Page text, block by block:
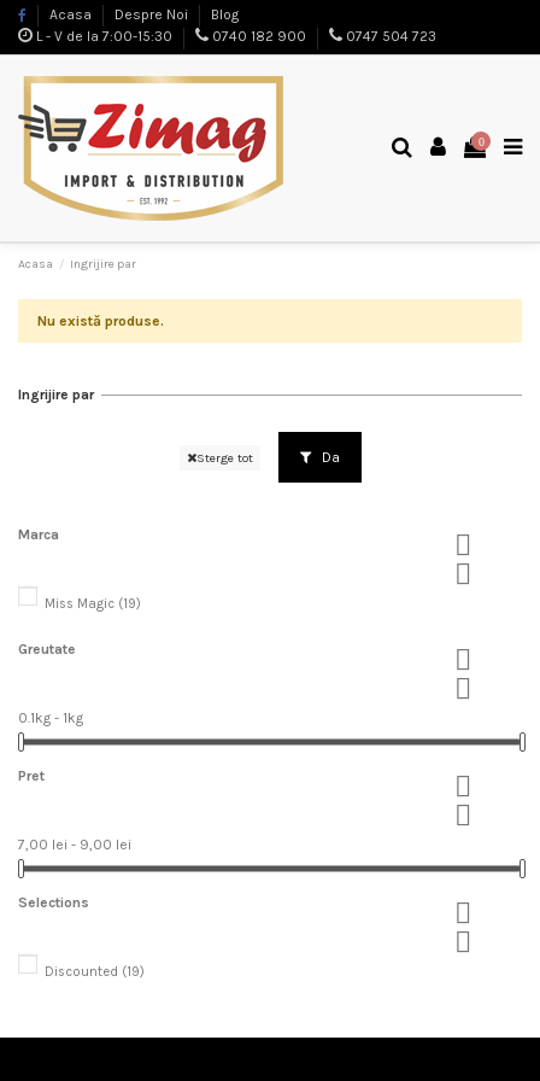
Acasa Despre Noi
Blog
L - V de la 7:00-15:30
0740 182 900 0747 504 723
0
Acasa Ingrijire par
Nu există produse.
Ingrijire par
Sterge tot Da
Marca


Miss Magic (19)
Greutate


0.1kg - 1kg
Pret


7,00 lei - 9,00 lei
Selections


Discounted (19)